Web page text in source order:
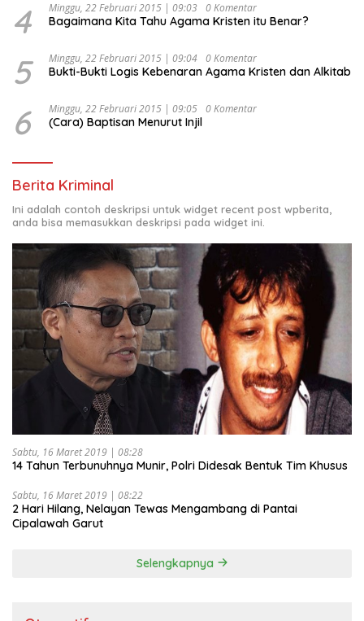
4 Minggu, 22 Februari 2015 | 09:03 0 Komentar
Bagaimana Kita Tahu Agama Kristen itu Benar?
5 Minggu, 22 Februari 2015 | 09:04 0 Komentar
Bukti-Bukti Logis Kebenaran Agama Kristen dan Alkitab
6 Minggu, 22 Februari 2015 | 09:05 0 Komentar
(Cara) Baptisan Menurut Injil
Berita Kriminal
Ini adalah contoh deskripsi untuk widget recent post wpberita,
anda bisa memasukkan deskripsi pada widget ini.
Sabtu, 16 Maret 2019 | 08:28
14 Tahun Terbunuhnya Munir, Polri Didesak Bentuk Tim Khusus
Sabtu, 16 Maret 2019 | 08:22
2 Hari Hilang, Nelayan Tewas Mengambang di Pantai
Cipalawah Garut
Selengkapnya